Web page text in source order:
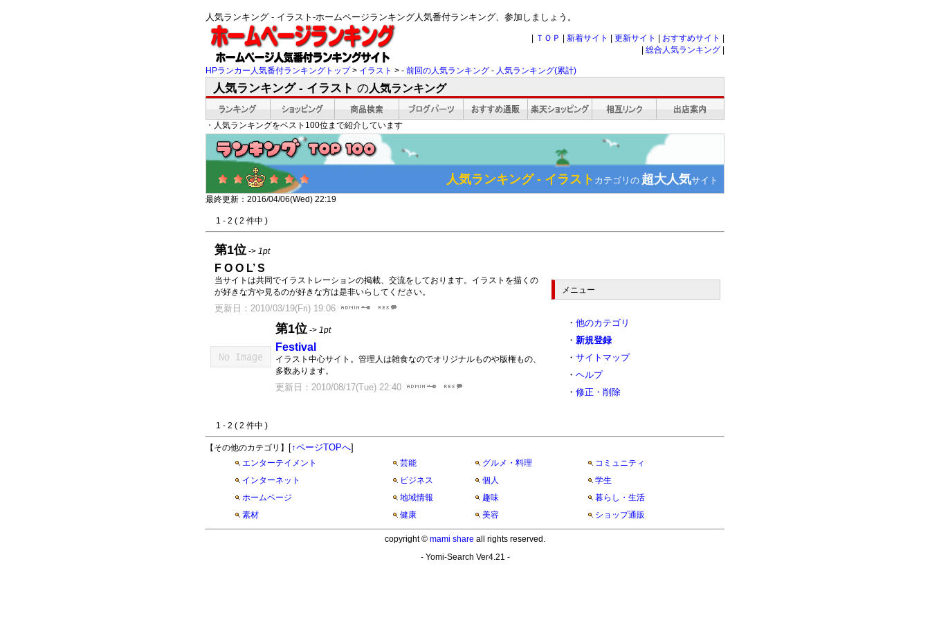
人気ランキング - イラスト-ホームページランキング人気番付ランキング、参加しましょう。
ＴＯＰ 新着サイト 更新サイト おすすめサイト
総合人気ランキング
HPランカー人気番付ランキングトップ> イラスト > - 前回の人気ランキング - 人気ランキング(累計)
人気ランキング - イラスト の人気ランキング
・人気ランキングをベスト100位まで紹介しています
人気ランキング - イラスト カテゴリの 超大人気サイト
最終更新：2016/04/06(Wed) 22:19
1 - 2 ( 2 件中 )
第1位 -> 1pt
F O O L’ S
当サイトは共同でイラストレーションの掲載、交流をしております。イラストを描くの
が好きな方や見るのが好きな方は是非いらしてください。
更新日：2010/03/19(Fri) 19:06
第1位 -> 1pt
Festival
イラスト中心サイト。管理人は雑食なのでオリジナルものや版権もの、
多数あります。
更新日：2010/08/17(Tue) 22:40
メニュー
・ 他のカテゴリ
・ 新規登録
・ サイトマップ
・ ヘルプ
・ 修正・削除
1 - 2 ( 2 件中 )
【その他のカテゴリ】 [↑ページTOPへ]
エンターテイメント 芸能 グルメ・料理
コミュニティ
インターネット
ビジネス 個人
学生
ホームページ
地域情報 趣味
暮らし・生活
素材
健康 美容 ショップ通販
copyright © mami share all rights reserved.
- Yomi-Search Ver4.21 -